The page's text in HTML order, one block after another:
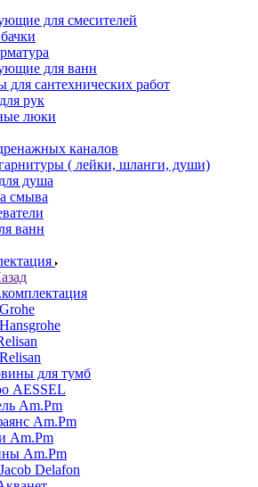
для смесителей
для ванн
для сантехнических работ
рук
люки
каналов
( лейки, шланги, души)
душа
смыва
ванн
для тумб
AESSEL
Am.Pm
Am.Pm
Am.Pm
Am.Pm
Delafon